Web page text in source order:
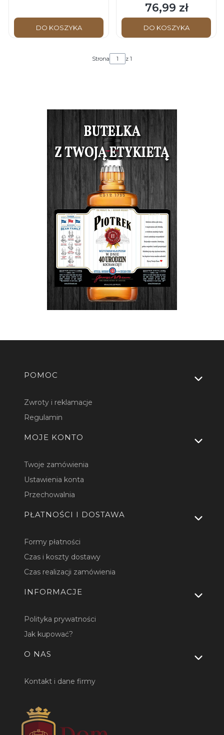
DO KOSZYKA
Cena
76,99 zł
DO KOSZYKA
Strona z 1
Linki w stopce
POMOC
Zwroty i reklamacje
Regulamin
MOJE KONTO
Twoje zamówienia
Ustawienia konta
Przechowalnia
PŁATNOŚCI I DOSTAWA
Formy płatności
Czas i koszty dostawy
Czas realizacji zamówienia
INFORMACJE
Polityka prywatności
Jak kupować?
O NAS
Kontakt i dane firmy